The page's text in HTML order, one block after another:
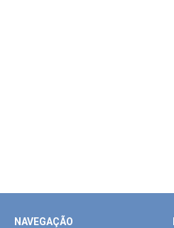
NAVEGAÇÃO